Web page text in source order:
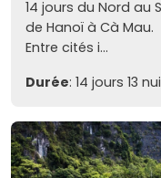
14 jours du Nord au
de Hanoï à Cà Mau.
Entre cités i...
Durée: 14 jours 13